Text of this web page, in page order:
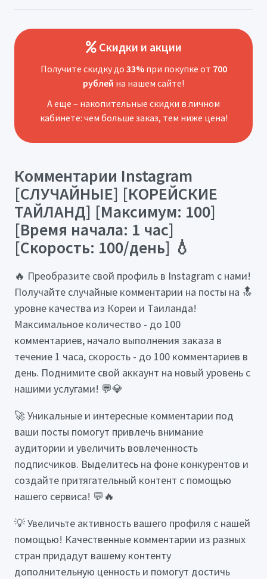
Скидки и акции
Получите скидку до 33%при покупке от 700
рублей на нашем сайте!
А еще – накопительные скидки в личном
кабинете: чем больше заказ, тем ниже цена!
Комментарии Instagram
[СЛУЧАЙНЫЕ] [КОРЕЙСКИЕ
ТАЙЛАНД] [Максимум: 100]
[Время начала: 1 час]
[Скорость: 100/день] 💧
🔥 Преобразите свой профиль в Instagram с нами!
Получайте случайные комментарии на посты на 🔝
уровне качества из Кореи и Таиланда!
Максимальное количество - до 100
комментариев, начало выполнения заказа в
течение 1 часа, скорость - до 100 комментариев в
день. Поднимите свой аккаунт на новый уровень с
нашими услугами! 💬💎
🚀 Уникальные и интересные комментарии под
ваши посты помогут привлечь внимание
аудитории и увеличить вовлеченность
подписчиков. Выделитесь на фоне конкурентов и
создайте притягательный контент с помощью
нашего сервиса! 💬🔥
💡 Увеличьте активность вашего профиля с нашей
помощью! Качественные комментарии из разных
стран придадут вашему контенту
дополнительную ценность и помогут достичь